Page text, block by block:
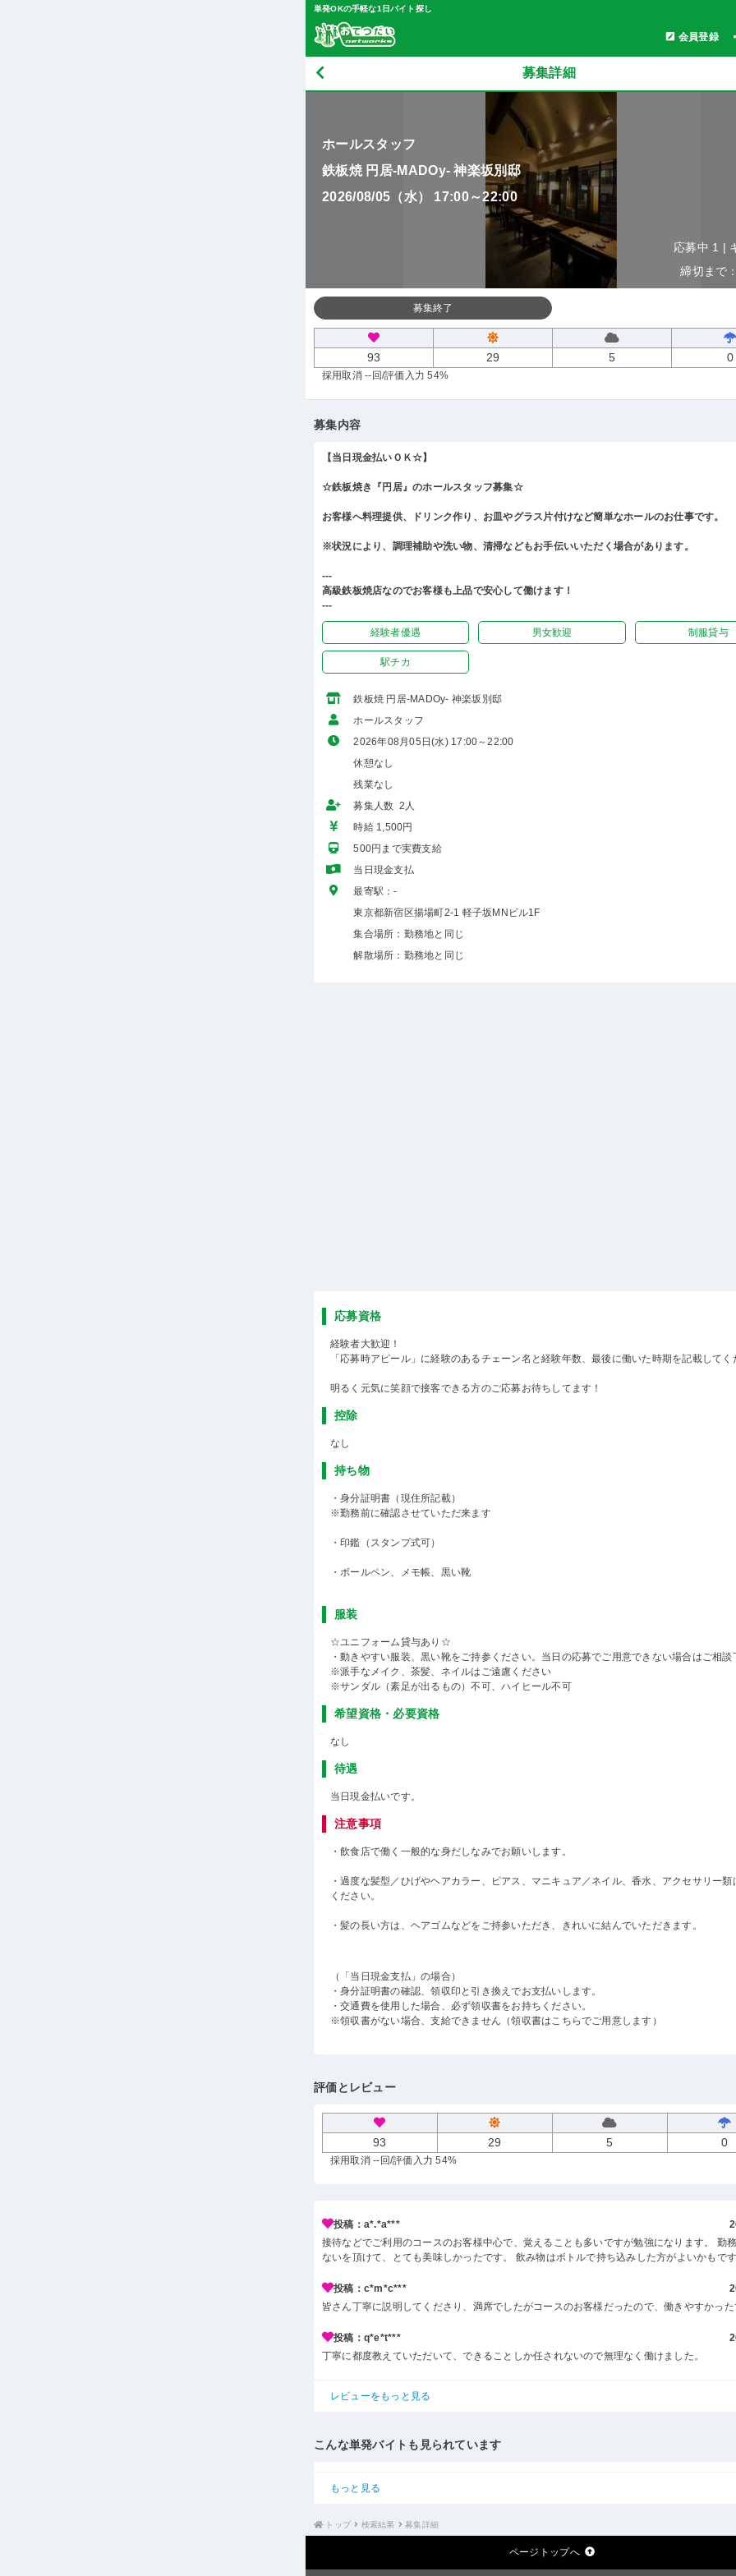
単発OKの手軽な1日バイト探し
会員登録
募集詳細
ホールスタッフ
鉄板焼 円居-MADOy- 神楽坂別邸
2026/08/05（水） 17:00～22:00
応募中 1 |
締切まで
募集終了
93 29 5 0
採用取消 --回/評価入力 54%
募集内容
【当日現金払いＯＫ☆】
☆鉄板焼き『円居』のホールスタッフ募集☆
お客様へ料理提供、ドリンク作り、お皿やグラス片付けなど簡単なホールのお仕事です。
※状況により、調理補助や洗い物、清掃などもお手伝いいただく場合があります。
---
高級鉄板焼店なのでお客様も上品で安心して働けます！
---
経験者優遇 男女歓迎 制服貸与
駅チカ
鉄板焼 円居-MADOy- 神楽坂別邸
ホールスタッフ
2026年08月05日(水) 17:00～22:00
休憩なし
残業なし
募集人数 2人
時給 1,500円
500円まで実費支給
当日現金支払
最寄駅：-
東京都新宿区揚場町2-1 軽子坂MNビル1F
集合場所：勤務地と同じ
解散場所：勤務地と同じ
応募資格
経験者大歓迎！
「応募時アピール」に経験のあるチェーン名と経験年数、最後に働いた時期を記載してく
明るく元気に笑顔で接客できる方のご応募お待ちしてます！
控除
なし
持ち物
・身分証明書（現住所記載）
※勤務前に確認させていただ来ます
・印鑑（スタンプ式可）
・ボールペン、メモ帳、黒い靴
服装
☆ユニフォーム貸与あり☆
・動きやすい服装、黒い靴をご持参ください。当日の応募でご用意できない場合はご相談
※派手なメイク、茶髪、ネイルはご遠慮ください
※サンダル（素足が出るもの）不可、ハイヒール不可
希望資格・必要資格
なし
待遇
当日現金払いです。
注意事項
・飲食店で働く一般的な身だしなみでお願いします。
・過度な髪型／ひげやヘアカラー、ピアス、マニキュア／ネイル、香水、アクセサリー類
ください。
・髪の長い方は、ヘアゴムなどをご持参いただき、きれいに結んでいただきます。
（「当日現金支払」の場合）
・身分証明書の確認、領収印と引き換えでお支払いします。
・交通費を使用した場合、必ず領収書をお持ちください。
※領収書がない場合、支給できません（領収書はこちらでご用意します）
評価とレビュー
93 29 5 0
採用取消 --回/評価入力 54%
投稿：a*.*a***
接待などでご利用のコースのお客様中心で、覚えることも多いですが勉強になります。 勤
ないを頂けて、とても美味しかったです。 飲み物はボトルで持ち込みした方がよいかもで
投稿：c*m*c***
皆さん丁寧に説明してくださり、満席でしたがコースのお客様だったので、働きやすかっ
投稿：q*e*t***
丁寧に都度教えていただいて、できることしか任されないので無理なく働けました。
レビューをもっと見る
こんな単発バイトも見られています
もっと見る
トップ 検索結果 募集詳細
ページトップへ